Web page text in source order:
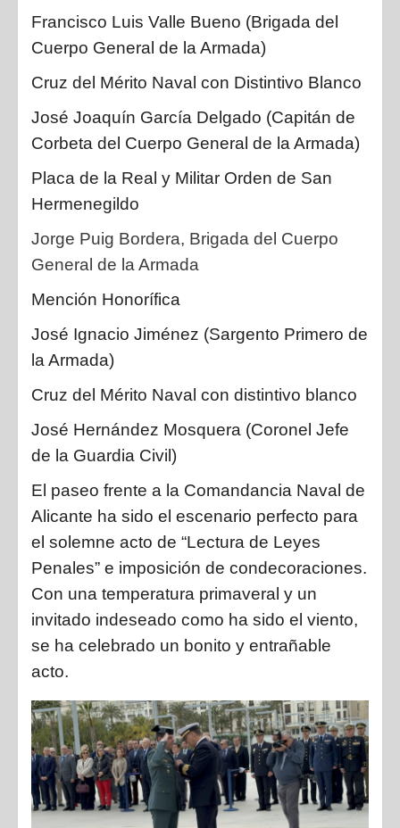
Francisco Luis Valle Bueno (Brigada del
Cuerpo General de la Armada)
Cruz del Mérito Naval con Distintivo Blanco
José Joaquín García Delgado (Capitán de
Corbeta del Cuerpo General de la Armada)
Placa de la Real y Militar Orden de San
Hermenegildo
Jorge Puig Bordera, Brigada del Cuerpo
General de la Armada
Mención Honorífica
José Ignacio Jiménez (Sargento Primero de
la Armada)
Cruz del Mérito Naval con distintivo blanco
José Hernández Mosquera (Coronel Jefe
de la Guardia Civil)
El paseo frente a la Comandancia Naval de
Alicante ha sido el escenario perfecto para
el solemne acto de “Lectura de Leyes
Penales” e imposición de condecoraciones.
Con una temperatura primaveral y un
invitado indeseado como ha sido el viento,
se ha celebrado un bonito y entrañable
acto.